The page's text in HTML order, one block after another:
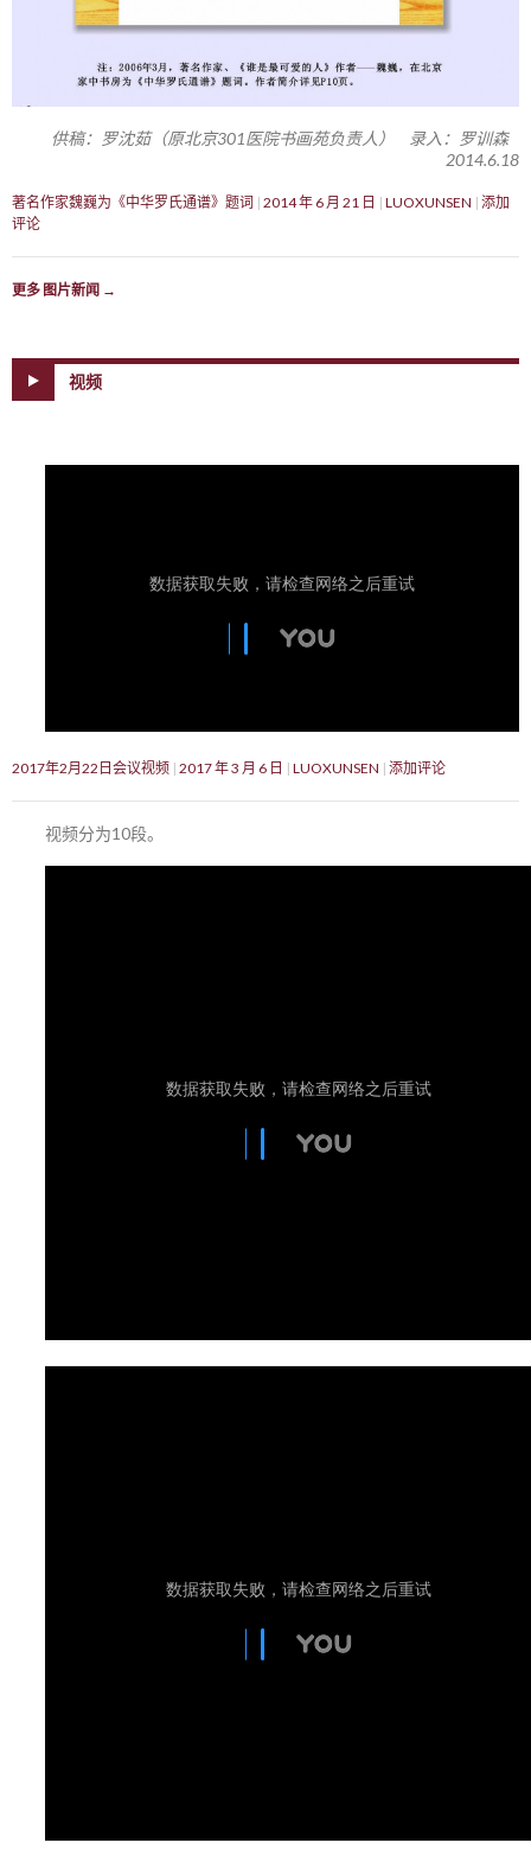
供稿：罗沈茹（原北京301医院书画苑负责人） 录入：罗训森
2014.6.18
著名作家魏巍为《中华罗氏通谱》题词 2014 年 6 月 21 日 LUOXUNSEN 添加
评论
更多 图片新闻 →
视频
2017年2月22日会议视频 2017 年 3 月 6 日 LUOXUNSEN 添加评论
视频分为10段。